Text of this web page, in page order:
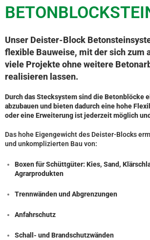
Unser Deister-Block
flexible Bauweise, mit der sich zum
viele Projekte ohne weitere
realisieren lassen.
Durch das Stecksystem sind die Betonblöcke
abzubauen und bieten dadurch eine hohe
oder eine Erweiterung ist jederzeit möglich
Das hohe Eigengewicht des Deister-Blocks
und unkomplizierten Bau von:
Boxen für Schüttgüter: Kies, Sand,
Agrarprodukten
Trennwänden und Abgrenzungen
Anfahrschutz
Schall- und Brandschutzwänden